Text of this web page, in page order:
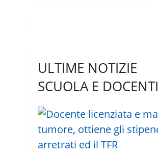
ULTIME NOTIZIE
SCUOLA E DOCENTI